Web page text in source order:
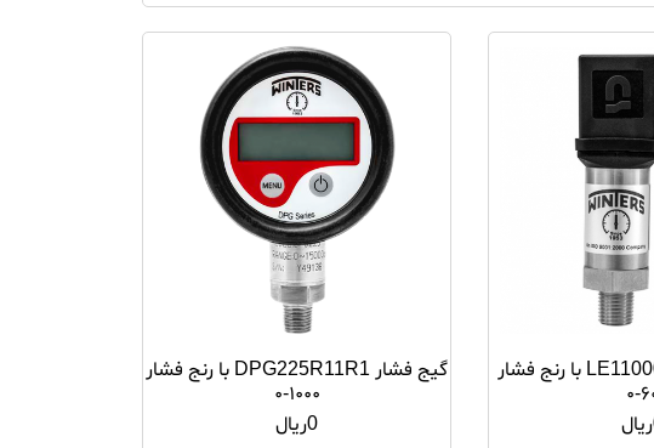
ترانسمیتر فشار LE11000 با رنج فشار
۰
گیج فشار DPG225R11R1 با رنج فشار
۱۰۰۰-۰
0ریال